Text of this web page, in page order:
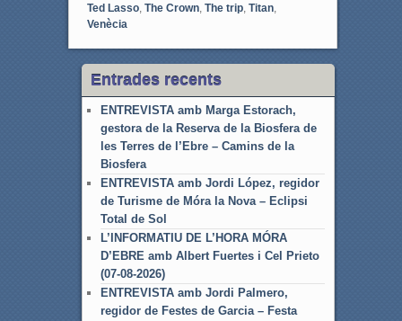
Ted Lasso, The Crown, The trip, Titan,
Venècia
Entrades recents
ENTREVISTA amb Marga Estorach,
gestora de la Reserva de la Biosfera de
les Terres de l’Ebre – Camins de la
Biosfera
ENTREVISTA amb Jordi López, regidor
de Turisme de Móra la Nova – Eclipsi
Total de Sol
L’INFORMATIU DE L’HORA MÓRA
D’EBRE amb Albert Fuertes i Cel Prieto
(07-08-2026)
ENTREVISTA amb Jordi Palmero,
regidor de Festes de Garcia – Festa